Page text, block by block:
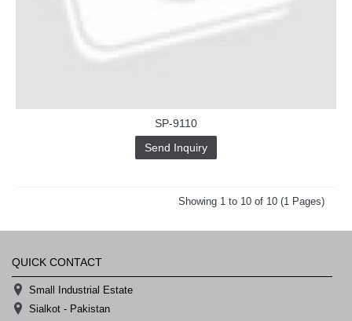
SP-9110
Send Inquiry
Showing 1 to 10 of 10 (1 Pages)
QUICK CONTACT
Small Industrial Estate
Sialkot - Pakistan